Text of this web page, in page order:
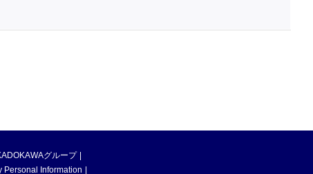
グループ
Personal Information